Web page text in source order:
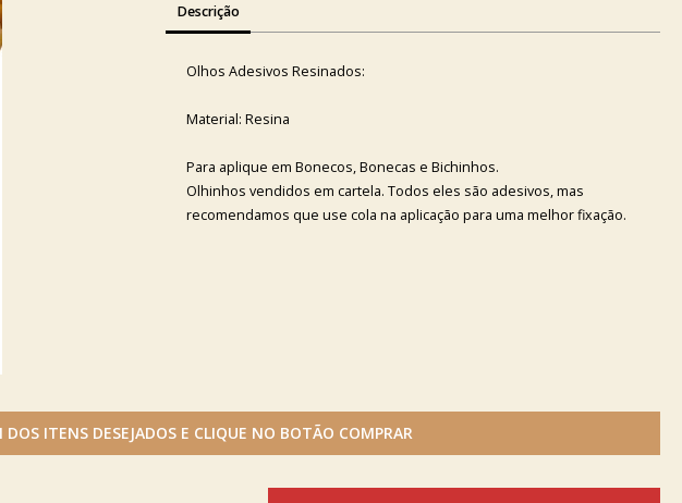
Descrição
Olhos Adesivos Resinados:
Material: Resina
Para aplique em Bonecos, Bonecas e Bichinhos.
Olhinhos vendidos em cartela. Todos eles são adesivos, mas
recomendamos que use cola na aplicação para uma melhor fixação.